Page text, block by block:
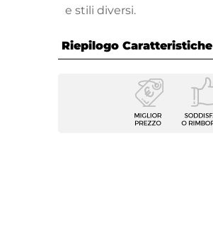
e stili diversi.
Riepilogo Caratteristiche
Caratteristiche
Numero Elementi